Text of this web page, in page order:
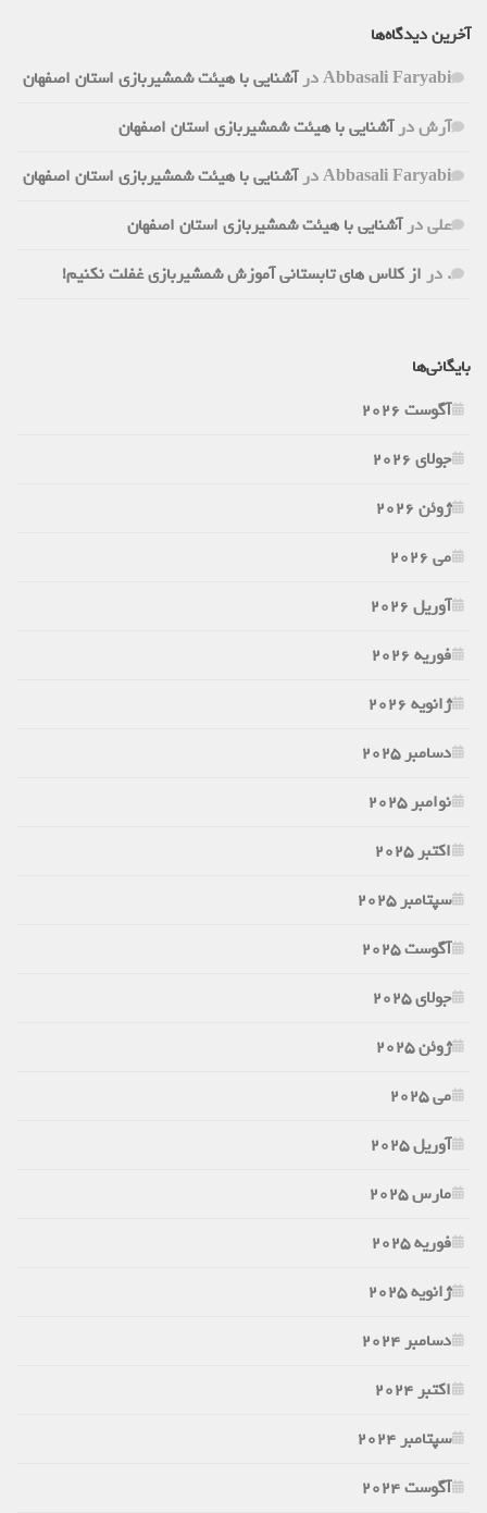
آخرین دیدگاه‌ها
Abbasali Faryabiدرآشنایی با هیئت شمشیربازی استان اصفهان
آرشدرآشنایی با هیئت شمشیربازی استان اصفهان
Abbasali Faryabiدرآشنایی با هیئت شمشیربازی استان اصفهان
علیدرآشنایی با هیئت شمشیربازی استان اصفهان
. در از کلاس های تابستانی آموزش شمشیربازی غفلت نکنیم!
بایگانی‌ها
آگوست 2026
جولای 2026
ژوئن 2026
می 2026
آوریل 2026
فوریه 2026
ژانویه 2026
دسامبر 2025
نوامبر 2025
اکتبر 2025
سپتامبر 2025
آگوست 2025
جولای 2025
ژوئن 2025
می 2025
آوریل 2025
مارس 2025
فوریه 2025
ژانویه 2025
دسامبر 2024
اکتبر 2024
سپتامبر 2024
آگوست 2024